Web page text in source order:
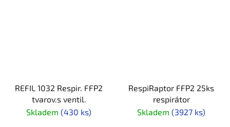
REFIL 1032 Respir. FFP2
tvarov.s ventil.
Skladem (430 ks)
RespiRaptor FFP2 25ks
respirátor
Skladem (3927 ks)